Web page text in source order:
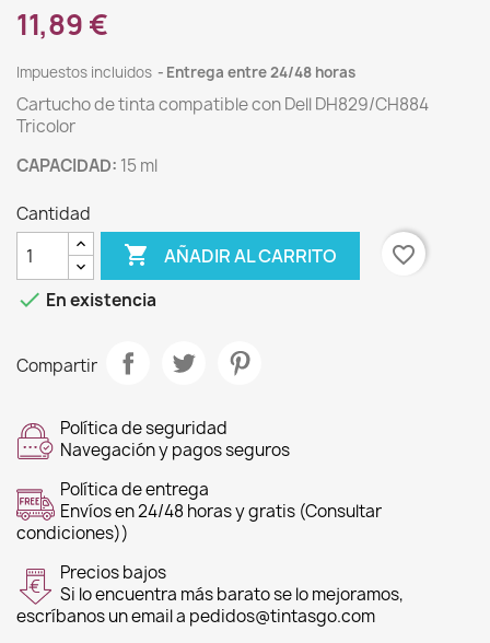
11,89 €
Impuestos incluidos Entrega entre 24/48 horas
Cartucho de tinta compatible con Dell DH829/CH884
Tricolor
CAPACIDAD: 15 ml
Cantidad
 AÑADIR AL CARRITO
favorite_border
 En existencia
Compartir
Política de seguridad
Navegación y pagos seguros
Política de entrega
Envíos en 24/48 horas y gratis (Consultar
condiciones))
Precios bajos
Si lo encuentra más barato se lo mejoramos,
escríbanos un email a pedidos@tintasgo.com